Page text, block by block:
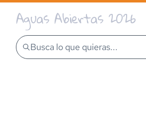
Aguas Abiertas 2026
Busca lo que quieras...